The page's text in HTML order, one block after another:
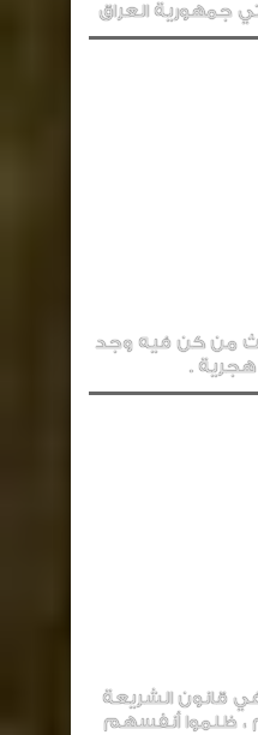
جمهورية العراق
من كن فيه وجد
في قانون الشريعة
، ظلموا أنفسهم